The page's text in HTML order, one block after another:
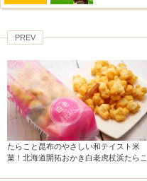
PREV
たらこと昆布のやさしい和テイスト米
菓！北海道開拓おかき白老虎杖浜たらこ